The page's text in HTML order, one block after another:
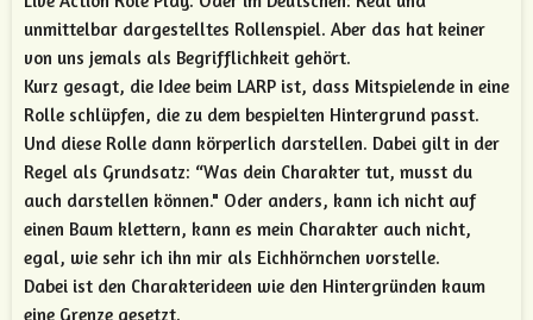
unmittelbar dargestelltes Rollenspiel. Aber das hat keiner
von uns jemals als Begrifflichkeit gehört.
Kurz gesagt, die Idee beim LARP ist, dass Mitspielende in eine
Rolle schlüpfen, die zu dem bespielten Hintergrund passt.
Und diese Rolle dann körperlich darstellen. Dabei gilt in der
Regel als Grundsatz: “Was dein Charakter tut, musst du
auch darstellen können." Oder anders, kann ich nicht auf
einen Baum klettern, kann es mein Charakter auch nicht,
egal, wie sehr ich ihn mir als Eichhörnchen vorstelle.
Dabei ist den Charakterideen wie den Hintergründen kaum
eine Grenze gesetzt.